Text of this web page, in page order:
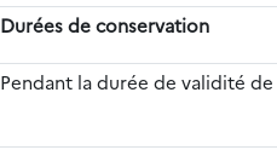
Durées de conservation
Pendant la durée de validité